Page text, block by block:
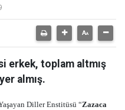
erkek, toplam altmış
almış.
Diller Enstitüsü “Zazaca